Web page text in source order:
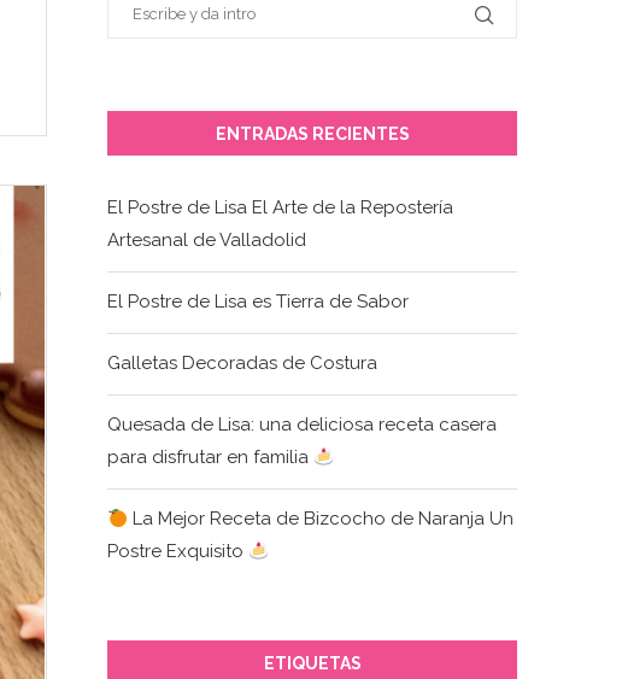
ENTRADAS RECIENTES
El Postre de Lisa El Arte de la Repostería
Artesanal de Valladolid
El Postre de Lisa es Tierra de Sabor
Galletas Decoradas de Costura
Quesada de Lisa: una deliciosa receta casera
para disfrutar en familia
La Mejor Receta de Bizcocho de Naranja Un
Postre Exquisito
ETIQUETAS